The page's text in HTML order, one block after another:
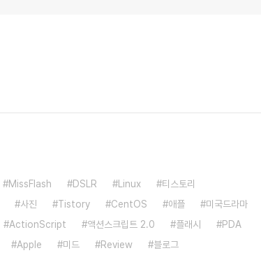
MissFlash DSLR Linux
티스토리
사진 Tistory CentOS 애플
미국드라마
ActionScript 액션스크립트 2.0 플래시
PDA
Apple 미드 Review 블로그